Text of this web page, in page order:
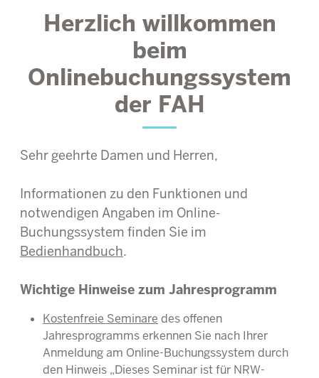
Herzlich willkommen
beim
Onlinebuchungssystem
der FAH
Sehr geehrte Damen und Herren,
Informationen zu den Funktionen und
notwendigen Angaben im Online-
Buchungssystem finden Sie im
Bedienhandbuch.
Wichtige Hinweise zum Jahresprogramm
Kostenfreie Seminare des offenen
Jahresprogramms erkennen Sie nach Ihrer
Anmeldung am Online-Buchungssystem durch
den Hinweis „Dieses Seminar ist für NRW-